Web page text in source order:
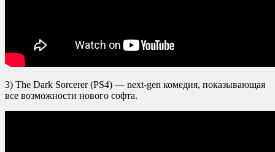
3) The Dark Sorcerer (PS4) — next-gen комедия, показывающая
все возможности нового софта.